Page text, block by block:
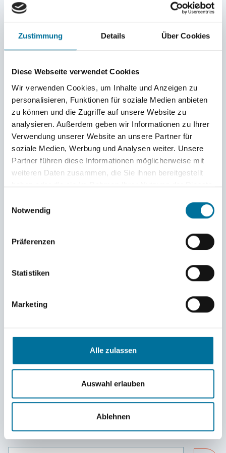
Zustimmung Details Über Cookies
Diese Webseite verwendet Cookies
Wir verwenden Cookies, um Inhalte und Anzeigen zu
personalisieren, Funktionen für soziale Medien anbieten
zu können und die Zugriffe auf unsere Website zu
analysieren. Außerdem geben wir Informationen zu Ihrer
Verwendung unserer Website an unsere Partner für
soziale Medien, Werbung und Analysen weiter. Unsere
Partner führen diese Informationen möglicherweise mit
weiteren Daten zusammen, die Sie ihnen bereitgestellt
haben oder die sie im Rahmen Ihrer Nutzung der Dienste
Notwendig
Präferenzen
Statistiken
Marketing
Alle zulassen
Auswahl erlauben
Ablehnen
AUFNAHME & KONTAKT
VIER GESPRÄCHE. VIER LEBENSWEGE.
RÜCKBLICK
HSHS-JOBS
SPEISEPLAN
LIETZ IM TV
GESCHICHTE
KOOPERATIONEN
PRESSE
Marketing-Gilde
Die Marketing-Gilde betreut den Instagram-
Account der Hermann Lietz-Schule Spiekeroog.
Sie gibt einen authentischen Einblick in das
Leben und Lernen auf Lietz.
Hier lernen die Schüler*innen das notwendige
Handwerkszeug: Ob werbliches Texten und die
Prinzipien des Storytellings oder digitale
Marketing-Gilde in Text- und Bildgestaltung
im Social Media Marketing sammeln.
ZURÜCK
Footer